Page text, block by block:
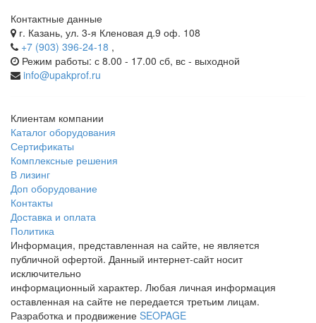
Контактные данные
г. Казань, ул. 3-я Кленовая д.9 оф. 108
+7 (903) 396-24-18 ,
Режим работы: с 8.00 - 17.00 сб, вс - выходной
info@upakprof.ru
Клиентам компании
Каталог оборудования
Сертификаты
Комплексные решения
В лизинг
Доп оборудование
Контакты
Доставка и оплата
Политика
Информация, представленная на сайте, не является
публичной офертой. Данный интернет-сайт носит
исключительно
информационный характер. Любая личная информация
оставленная на сайте не передается третьим лицам.
Разработка и продвижение SEOPAGE